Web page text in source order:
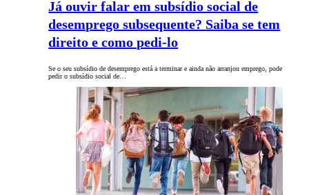
Já ouvir falar em subsídio social de
desemprego subsequente? Saiba se tem
direito e como pedi-lo
Se o seu subsídio de desemprego está a terminar e ainda não arranjou emprego, pode
pedir o subsídio social de…